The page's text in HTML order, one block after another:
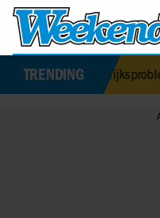
TRENDING
ontkent